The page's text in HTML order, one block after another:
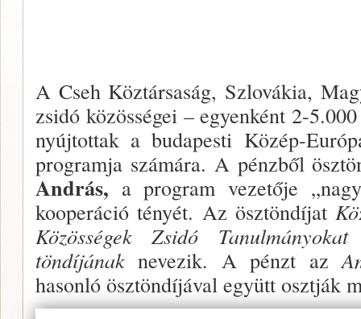
A Cseh Köztársaság, Szlovákia,
zsidó közösségei – egyenként 2-
nyújtottak a budapesti Közép-
prog­ramja számára. A pénzből
András, a program vezetője
kooperáció tényét. Az ösztöndíjat
Közösségek Zsidó
töndíjának nevezik. A pénzt az
hasonló ösztöndíjával együtt osztják